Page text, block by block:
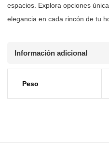
espacios. Explora opciones
elegancia en cada rincón de tu
Información adicional
Peso